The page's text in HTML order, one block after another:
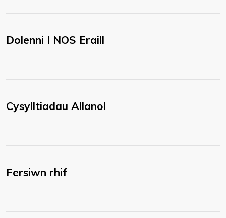
Dolenni I NOS Eraill
Cysylltiadau Allanol
Fersiwn rhif